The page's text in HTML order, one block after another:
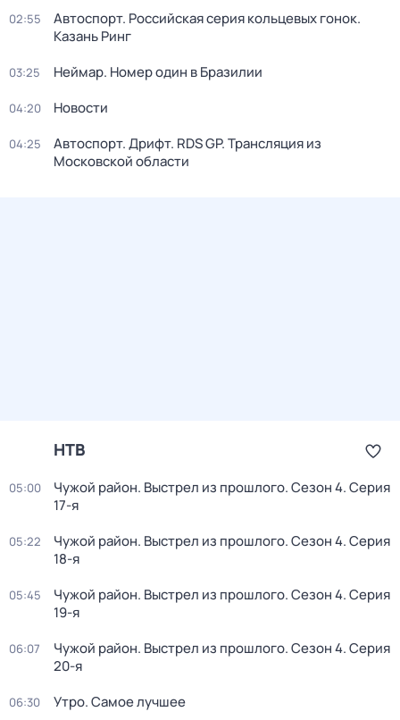
02:55
Автоспорт. Российская серия кольцевых гонок.
Казань Ринг
03:25 Неймар. Номер один в Бразилии
04:20 Новости
04:25
Автоспорт. Дрифт. RDS GP. Трансляция из
Московской области
НТВ
05:00 Чужой район. Выстрел из прошлого. Сезон 4. Серия
17-я
05:22 Чужой район. Выстрел из прошлого. Сезон 4. Серия
18-я
05:45 Чужой район. Выстрел из прошлого. Сезон 4. Серия
19-я
06:07 Чужой район. Выстрел из прошлого. Сезон 4. Серия
20-я
06:30 Утро. Самое лучшее